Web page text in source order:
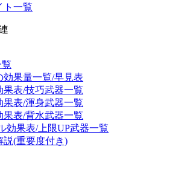
ト一覧
効果量一覧/早見表
果表/技巧武器一覧
果表/渾身武器一覧
果表/背水武器一覧
効果表/上限UP武器一覧
説(重要度付き)